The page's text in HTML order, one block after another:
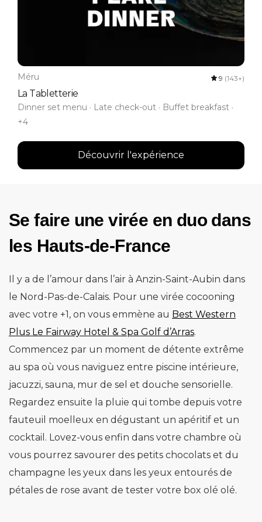
Méru 9 (143+)
La Tabletterie
Dinner set menu · Late check-out · Buffet breakfast ·
+4
Découvrir l'expérience
Se faire une virée en duo dans
les Hauts-de-France
Il y a de l’amour dans l’air à Anzin-Saint-Aubin dans
le Nord-Pas-de-Calais. Pour une virée cocooning
avec votre +1, on vous emmène au Best Western
Plus Le Fairway Hotel & Spa Golf d’Arras.
Commencez par un moment de détente extrême
au spa où vous naviguez entre piscine intérieure,
jacuzzi, sauna, mur de sel et douche sensorielle.
Regardez ensuite la pluie qui tombe depuis votre
fauteuil moelleux en dégustant un apéritif et un
cocktail. Lovez-vous enfin dans votre chambre où
vous pourrez savourer des petits chocolats et du
champagne les yeux dans les yeux entourés de
pétales de rose avant de tester votre box olé olé.